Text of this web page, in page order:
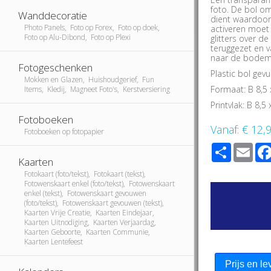
Wanddecoratie
Photo Panels, Foto op Forex, Foto op doek,
Foto op Alu-Dibond, Foto op Plexi
Fotogeschenken
Mokken en Glazen, Huishoudgerief, Fun
Items, Kledij, Magneet Foto's, Kerstversiering
Fotoboeken
Fotoboeken op fotopapier
Kaarten
Fotokaart (foto/tekst), Fotokaart (tekst),
Fotowenskaart enkel (foto/tekst), Fotowenskaart
enkel (tekst), Fotowenskaart gevouwen
(foto/tekst), Fotowenskaart gevouwen (tekst),
Kaarten Vrije Creatie, Kaarten Eindejaar,
Kaarten Uitnodiging, Kaarten Verjaardag,
Kaarten Geboorte, Kaarten Communie,
Kaarten Lentefeest
foto. De bol
dient
activeren
glitters over
teruggezet en
naar de
Plastic bol
Formaat: B 8,5
Printvlak: B 8,5
Vanaf:€
Share
Prijs en